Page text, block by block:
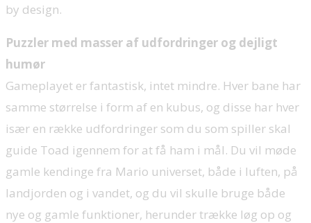
by design.
Puzzler med masser af udfordringer og dejligt
humør
Gameplayet er fantastisk, intet mindre. Hver bane har
samme størrelse i form af en kubus, og disse har hver
især en række udfordringer som du som spiller skal
guide Toad igennem for at få ham i mål. Du vil møde
gamle kendinge fra Mario universet, både i luften, på
landjorden og i vandet, og du vil skulle bruge både
nye og gamle funktioner, herunder trække løg op og